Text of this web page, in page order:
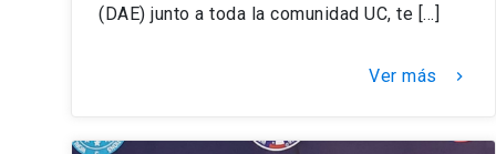
(DAE) junto a toda la comunidad UC, te […]
Ver más keyboard_arrow_right